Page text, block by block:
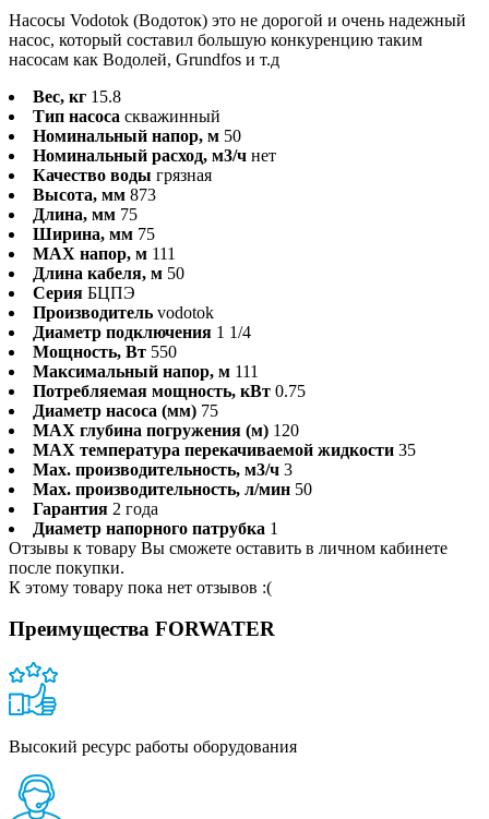
Насосы Vodotok (Водоток) это не дорогой и очень надежный
насос, который составил большую конкуренцию таким
насосам как Водолей, Grundfos и т.д
Вес, кг 15.8
Тип насоса скважинный
Номинальный напор, м 50
Номинальный расход, м3/ч нет
Качество воды грязная
Высота, мм 873
Длина, мм 75
Ширина, мм 75
MAX напор, м 111
Длина кабеля, м 50
Серия БЦПЭ
Производитель vodotok
Диаметр подключения 1 1/4
Мощность, Вт 550
Максимальный напор, м 111
Потребляемая мощность, кВт 0.75
Диаметр насоса (мм) 75
MAX глубина погружения (м) 120
MAX температура перекачиваемой жидкости 35
Max. производительность, м3/ч 3
Max. производительность, л/мин 50
Гарантия 2 года
Диаметр напорного патрубка 1
Отзывы к товару Вы сможете оставить в личном кабинете
после покупки.
К этому товару пока нет отзывов :(
Преимущества FORWATER
Высокий ресурс работы оборудования